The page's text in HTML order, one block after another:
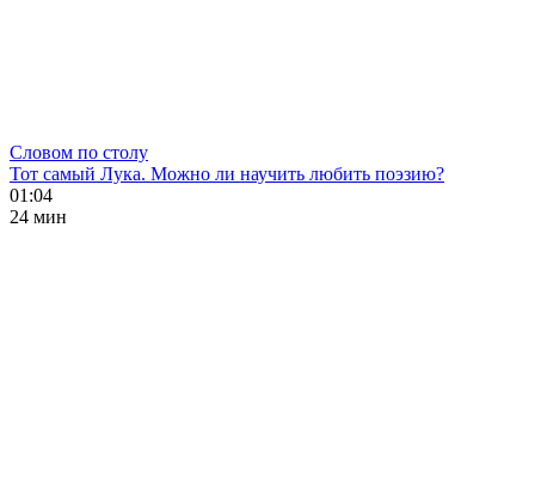
Словом по столу
Тот самый Лука. Можно ли научить любить поэзию?
01:04
24 мин